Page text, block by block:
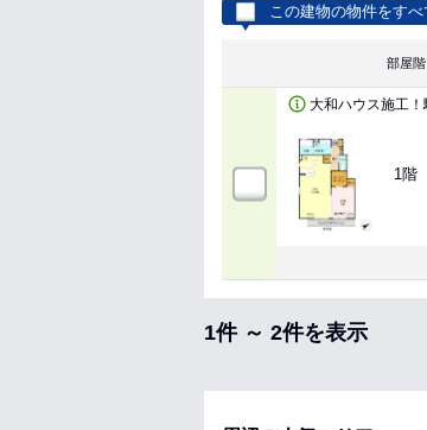
この建物の物件をすべ
部屋階
大和ハウス施工！
1階
1件 ～ 2件を表示